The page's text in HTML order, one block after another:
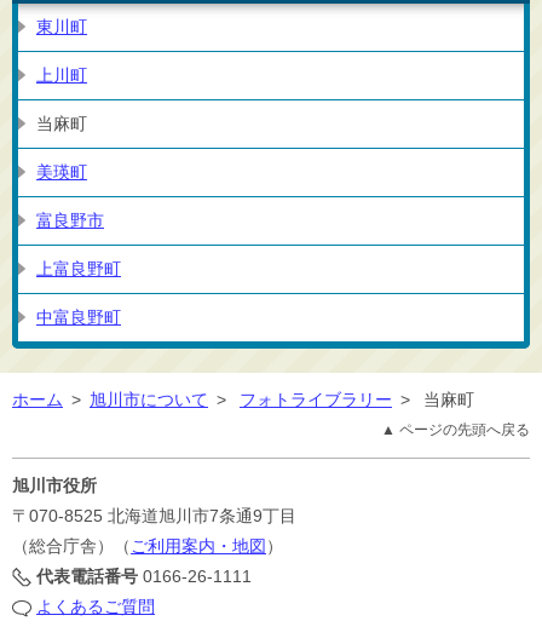
東川町
上川町
当麻町
美瑛町
富良野市
上富良野町
中富良野町
ホーム > 旭川市について > フォトライブラリー > 当麻町
▲ ページの先頭へ戻る
旭川市役所
〒070-8525 北海道旭川市7条通9丁目
（総合庁舎）（ ご利用案内・地図 ）
代表電話番号 0166-26-1111
よくあるご質問